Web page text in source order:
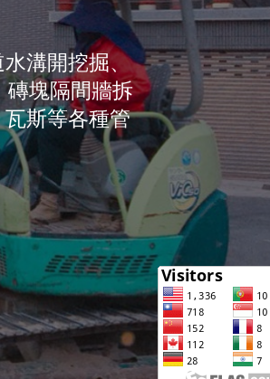
溝開挖掘、
磚塊隔間牆拆
斯等各種管